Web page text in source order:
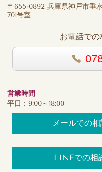
〒655-0892 兵庫県神戸市垂
701号室
お電話での
営業時間
平日：9:00～18:00
メールでの
LINEでの相